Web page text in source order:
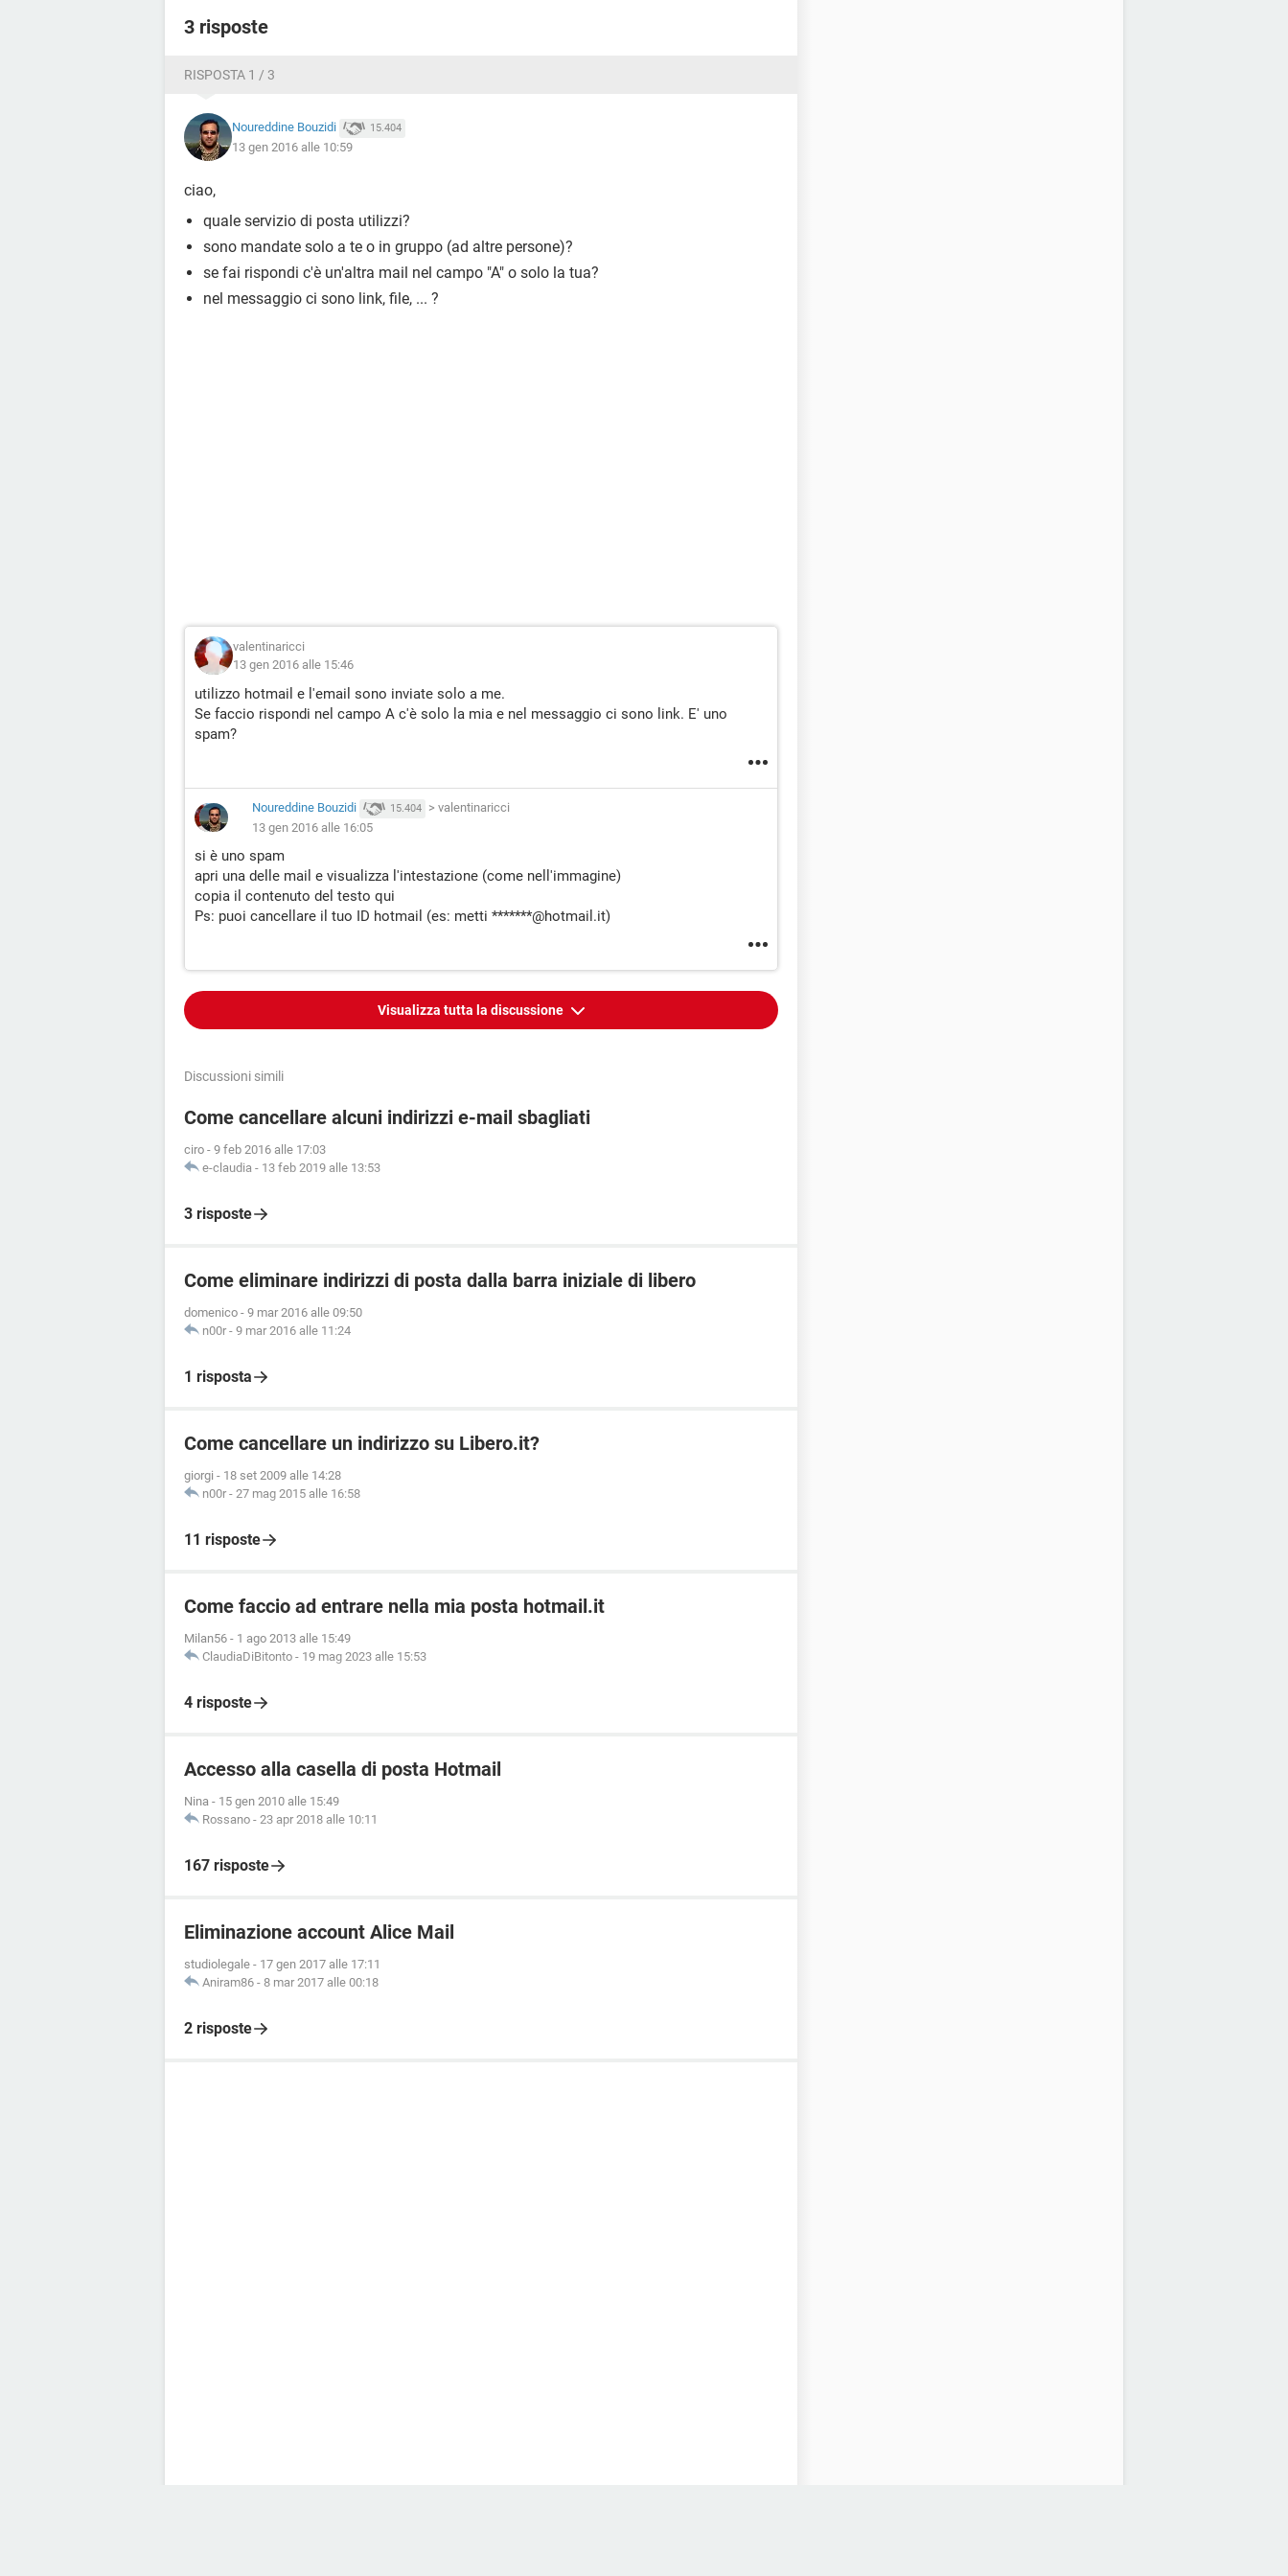
3 risposte
RISPOSTA 1 / 3
Noureddine Bouzidi 15.404
13 gen 2016 alle 10:59
ciao,
quale servizio di posta utilizzi?
sono mandate solo a te o in gruppo (ad altre persone)?
se fai rispondi c'è un'altra mail nel campo "A" o solo la tua?
nel messaggio ci sono link, file, ... ?
valentinaricci
13 gen 2016 alle 15:46
utilizzo hotmail e l'email sono inviate solo a me.
Se faccio rispondi nel campo A c'è solo la mia e nel messaggio ci sono link. E' uno
spam?
Noureddine Bouzidi 15.404 > valentinaricci
13 gen 2016 alle 16:05
si è uno spam
apri una delle mail e visualizza l'intestazione (come nell'immagine)
copia il contenuto del testo qui
Ps: puoi cancellare il tuo ID hotmail (es: metti *******@hotmail.it)
Visualizza tutta la discussione
Discussioni simili
Come cancellare alcuni indirizzi e-mail sbagliati
ciro - 9 feb 2016 alle 17:03
e-claudia - 13 feb 2019 alle 13:53
3 risposte
Come eliminare indirizzi di posta dalla barra iniziale di libero
domenico - 9 mar 2016 alle 09:50
n00r - 9 mar 2016 alle 11:24
1 risposta
Come cancellare un indirizzo su Libero.it?
giorgi - 18 set 2009 alle 14:28
n00r - 27 mag 2015 alle 16:58
11 risposte
Come faccio ad entrare nella mia posta hotmail.it
Milan56 - 1 ago 2013 alle 15:49
ClaudiaDiBitonto - 19 mag 2023 alle 15:53
4 risposte
Accesso alla casella di posta Hotmail
Nina - 15 gen 2010 alle 15:49
Rossano - 23 apr 2018 alle 10:11
167 risposte
Eliminazione account Alice Mail
studiolegale - 17 gen 2017 alle 17:11
Aniram86 - 8 mar 2017 alle 00:18
2 risposte